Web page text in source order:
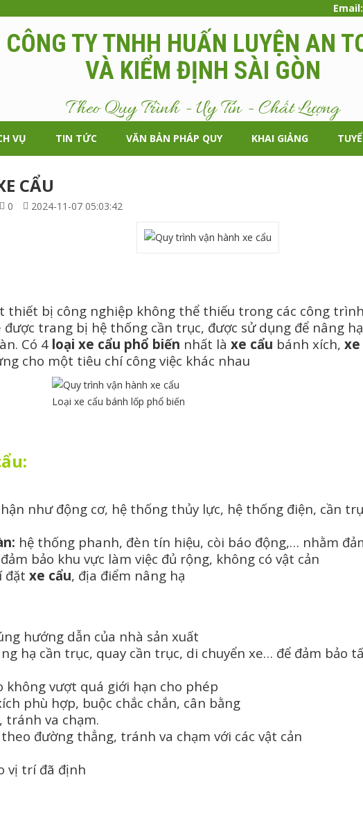
CÔNG TY TNHH HUẤN LUYỆN AN
VÀ KIỂM ĐỊNH SÀI GÒN
Theo Quy Trình - Uy Tín - Chất Lượng
VỤ TIN TỨC VĂN BẢN PHÁP QUY KHAI GIẢNG
CẨU
0 2024-11-07 05:03:42
thiết bị công nghiệp không thể thiếu trong các công
được trang bị hệ thống cần trục, được sử dụng để nâng
Có 4 loại xe cẩu phổ biến nhất là xe cẩu bánh xích, xe
cho một tiêu chí công việc khác nhau
Loại xe cẩu bánh lốp phổ biến
như động cơ, hệ thống thủy lực, hệ thống điện, cần
hệ thống phanh, đèn tín hiệu, còi báo động,… nhằm
đảm bảo khu vực làm việc đủ rộng, không có vật cản
đặt xe cẩu, địa điểm nâng hạ
hướng dẫn của nhà sản xuất
hạ cần trục, quay cần trục, di chuyển xe… để đảm bảo
không vượt quá giới hạn cho phép
phù hợp, buộc chắc chắn, cân bằng
tránh va chạm.
đường thẳng, tránh va chạm với các vật cản
vị trí đã định